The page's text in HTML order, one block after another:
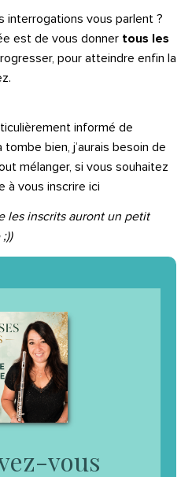
interrogations vous parlent ?
est de vous donner tous les
pour atteindre enfin la
informé de
bien, j’aurais besoin de
mélanger, si vous souhaitez
à vous inscrire ici
les inscrits auront un petit
vous